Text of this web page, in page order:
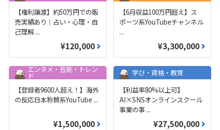
【権利譲渡】約50万円での販
売実績あり｜占い・心理・自
己理解...
¥120,000
【6月収益100万円超え】ス
ポーツ系YouTubeチャンネル
...
¥3,300,000
エンタメ・芸能・トレン
ド
【登録者9600人超え！】海外
の反応日本称賛系YouTube ...
¥1,500,000
学び・資格・教育
【利益率80%以上可】
AI×SNSオンラインスクール
事業の事 ...
¥27,500,000